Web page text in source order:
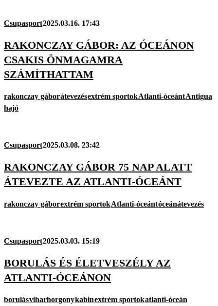
Csupasport2025.03.16. 17:43
RAKONCZAY GÁBOR: AZ ÓCEÁNON
CSAKIS ÖNMAGAMRA
SZÁMÍTHATTAM
rakonczay gáborátevezésextrém sportokAtlanti-óceántAntigua
hajó
Csupasport2025.03.08. 23:42
RAKONCZAY GÁBOR 75 NAP ALATT
ÁTEVEZTE AZ ATLANTI-ÓCEÁNT
rakonczay gáborextrém sportokAtlanti-óceántóceánátevezés
Csupasport2025.03.03. 15:19
BORULÁS ÉS ÉLETVESZÉLY AZ
ATLANTI-ÓCEÁNON
borulásviharhorgonykabinextrém sportokatlanti-óceán